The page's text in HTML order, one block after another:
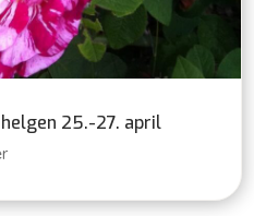
25.-27. april